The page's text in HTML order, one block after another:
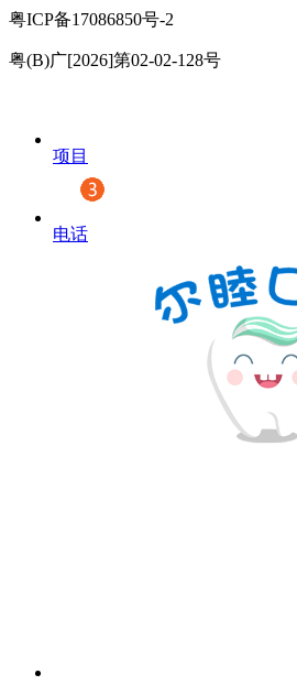
粤ICP备17086850号-2
粤(B)广[2026]第02-02-128号
项目
电话